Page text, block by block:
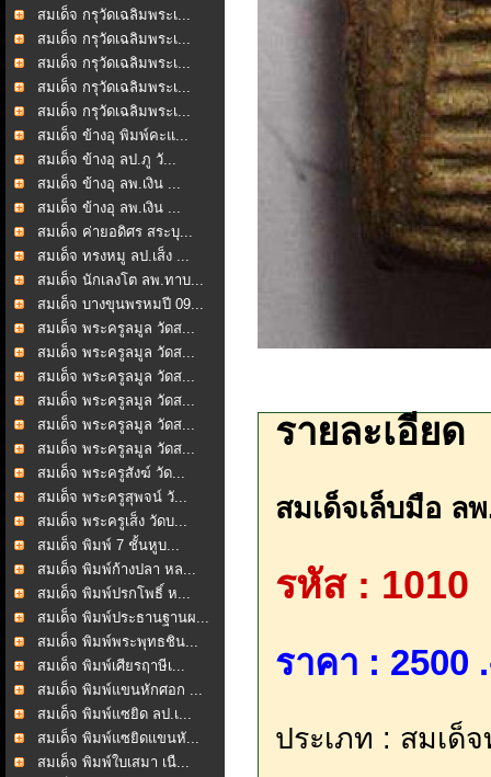
สมเด็จ กรุวัดเฉลิมพระเ...
สมเด็จ กรุวัดเฉลิมพระเ...
สมเด็จ กรุวัดเฉลิมพระเ...
สมเด็จ กรุวัดเฉลิมพระเ...
สมเด็จ กรุวัดเฉลิมพระเ...
สมเด็จ ข้างอุ พิมพ์คะแ...
สมเด็จ ข้างอุ ลป.ภู วั...
สมเด็จ ข้างอุ ลพ.เงิน ...
สมเด็จ ข้างอุ ลพ.เงิน ...
สมเด็จ ค่ายอดิศร สระบุ...
สมเด็จ ทรงหมู ลป.เส็ง ...
สมเด็จ นักเลงโต ลพ.ทาบ...
สมเด็จ บางขุนพรหมปี 09...
สมเด็จ พระครูลมูล วัดส...
สมเด็จ พระครูลมูล วัดส...
สมเด็จ พระครูลมูล วัดส...
สมเด็จ พระครูลมูล วัดส...
สมเด็จ พระครูลมูล วัดส...
สมเด็จ พระครูลมูล วัดส...
สมเด็จ พระครูสังฆ์ วัด...
สมเด็จ พระครูสุพจน์ วั...
สมเด็จ พระครูเส็ง วัดบ...
สมเด็จ พิมพ์ 7 ชั้นหูบ...
สมเด็จ พิมพ์ก้างปลา หล...
สมเด็จ พิมพ์ปรกโพธิ์ ห...
สมเด็จ พิมพ์ประธานฐานผ...
สมเด็จ พิมพ์พระพุทธชิน...
สมเด็จ พิมพ์เศียรฤาษีเ...
สมเด็จ พิมพ์แขนหักศอก ...
สมเด็จ พิมพ์แซยิด ลป.เ...
สมเด็จ พิมพ์แซยิดแขนหั...
สมเด็จ พิมพ์ใบเสมา เนื...
รายละเอียด
สมเด็จเล็บมือ ล
รหัส : 1010
ราคา : 2500
ประเภท : สมเด็